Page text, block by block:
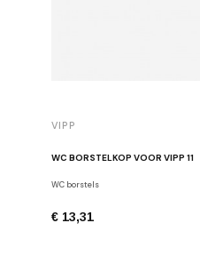
VIPP
WC BORSTELKOP VOOR VIPP 11
WC borstels
€ 13,31